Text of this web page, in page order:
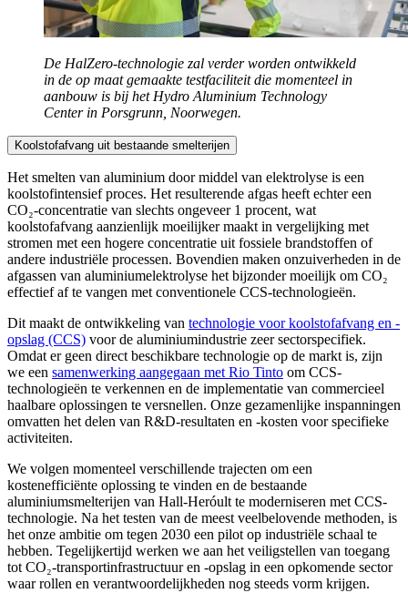
De HalZero-technologie zal verder worden ontwikkeld
in de op maat gemaakte testfaciliteit die momenteel in
aanbouw is bij het Hydro Aluminium Technology
Center in Porsgrunn, Noorwegen.
Koolstofafvang uit bestaande smelterijen
Het smelten van aluminium door middel van elektrolyse is een
koolstofintensief proces. Het resulterende afgas heeft echter een
CO₂-concentratie van slechts ongeveer 1 procent, wat
koolstofafvang aanzienlijk moeilijker maakt in vergelijking met
stromen met een hogere concentratie uit fossiele brandstoffen of
andere industriële processen. Bovendien maken onzuiverheden in de
afgassen van aluminiumelektrolyse het bijzonder moeilijk om CO₂
effectief af te vangen met conventionele CCS-technologieën.
Dit maakt de ontwikkeling van technologie voor koolstofafvang en -
opslag (CCS) voor de aluminiumindustrie zeer sectorspecifiek.
Omdat er geen direct beschikbare technologie op de markt is, zijn
we een samenwerking aangegaan met Rio Tinto om CCS-
technologieën te verkennen en de implementatie van commercieel
haalbare oplossingen te versnellen. Onze gezamenlijke inspanningen
omvatten het delen van R&D-resultaten en -kosten voor specifieke
activiteiten.
We volgen momenteel verschillende trajecten om een
kostenefficiënte oplossing te vinden en de bestaande
aluminiumsmelterijen van Hall-Heróult te moderniseren met CCS-
technologie. Na het testen van de meest veelbelovende methoden, is
het onze ambitie om tegen 2030 een pilot op industriële schaal te
hebben. Tegelijkertijd werken we aan het veiligstellen van toegang
tot CO₂-transportinfrastructuur en -opslag in een opkomende sector
waar rollen en verantwoordelijkheden nog steeds vorm krijgen.